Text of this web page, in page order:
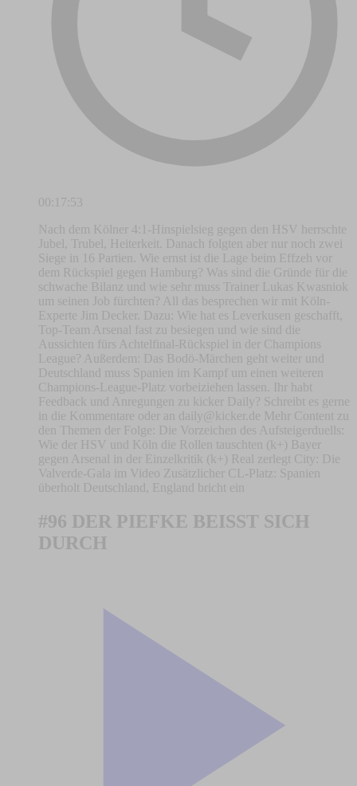
00:17:53
Nach dem Kölner 4:1-Hinspielsieg gegen den HSV herrschte
Jubel, Trubel, Heiterkeit. Danach folgten aber nur noch zwei
Siege in 16 Partien. Wie ernst ist die Lage beim Effzeh vor
dem Rückspiel gegen Hamburg? Was sind die Gründe für die
schwache Bilanz und wie sehr muss Trainer Lukas Kwasniok
um seinen Job fürchten? All das besprechen wir mit Köln-
Experte Jim Decker. Dazu: Wie hat es Leverkusen geschafft,
Top-Team Arsenal fast zu besiegen und wie sind die
Aussichten fürs Achtelfinal-Rückspiel in der Champions
League? Außerdem: Das Bodö-Märchen geht weiter und
Deutschland muss Spanien im Kampf um einen weiteren
Champions-League-Platz vorbeiziehen lassen. Ihr habt
Feedback und Anregungen zu kicker Daily? Schreibt es gerne
in die Kommentare oder an daily@kicker.de Mehr Content zu
den Themen der Folge: Die Vorzeichen des Aufsteigerduells:
Wie der HSV und Köln die Rollen tauschten (k+) Bayer
gegen Arsenal in der Einzelkritik (k+) Real zerlegt City: Die
Valverde-Gala im Video Zusätzlicher CL-Platz: Spanien
überholt Deutschland, England bricht ein
#96 DER PIEFKE BEISST SICH
DURCH